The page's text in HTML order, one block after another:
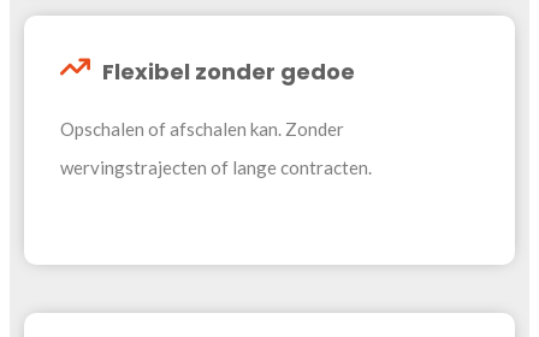
Flexibel zonder gedoe
Opschalen of afschalen kan. Zonder
wervingstrajecten of lange contracten.